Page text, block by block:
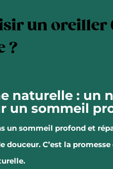
un oreiller
?
naturelle : un
un sommeil
un sommeil profond et
douceur.C’est la